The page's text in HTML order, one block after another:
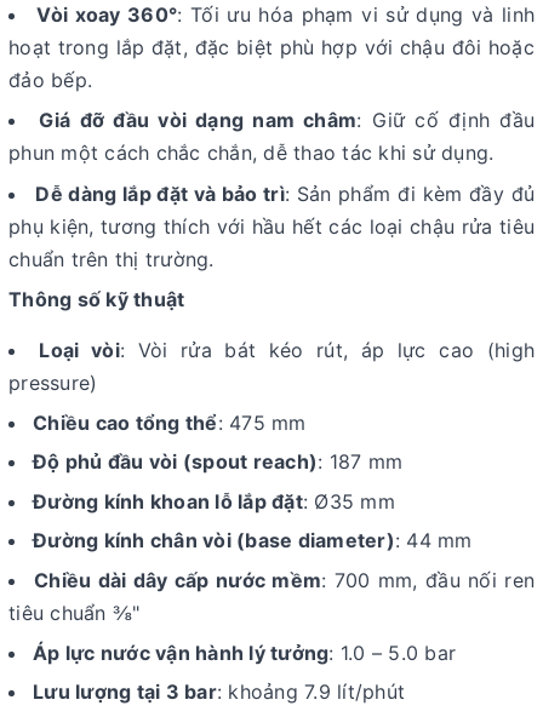
Vòi xoay 360°: Tối ưu hóa phạm vi sử dụng và linh
hoạt trong lắp đặt, đặc biệt phù hợp với chậu đôi hoặc
đảo bếp.
Giá đỡ đầu vòi dạng nam châm: Giữ cố định đầu
phun một cách chắc chắn, dễ thao tác khi sử dụng.
Dễ dàng lắp đặt và bảo trì: Sản phẩm đi kèm đầy đủ
phụ kiện, tương thích với hầu hết các loại chậu rửa tiêu
chuẩn trên thị trường.
Thông số kỹ thuật
Loại vòi: Vòi rửa bát kéo rút, áp lực cao (high
pressure)
Chiều cao tổng thể: 475 mm
Độ phủ đầu vòi (spout reach): 187 mm
Đường kính khoan lỗ lắp đặt: Ø35 mm
Đường kính chân vòi (base diameter): 44 mm
Chiều dài dây cấp nước mềm: 700 mm, đầu nối ren
tiêu chuẩn ⅜"
Áp lực nước vận hành lý tưởng: 1.0 – 5.0 bar
Lưu lượng tại 3 bar: khoảng 7.9 lít/phút